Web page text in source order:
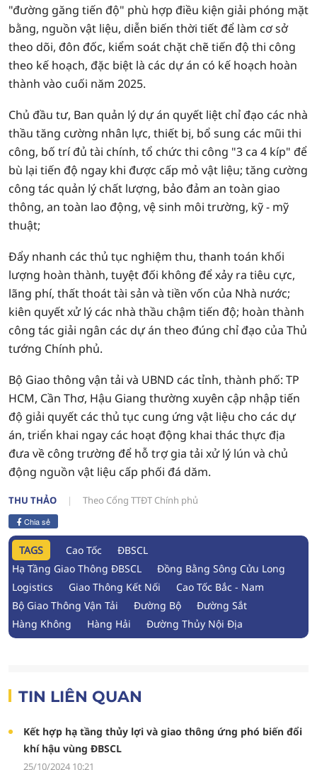
"đường găng tiến độ" phù hợp điều kiện giải phóng mặt
bằng, nguồn vật liệu, diễn biến thời tiết để làm cơ sở
theo dõi, đôn đốc, kiểm soát chặt chẽ tiến độ thi công
theo kế hoạch, đặc biệt là các dự án có kế hoạch hoàn
thành vào cuối năm 2025.
Chủ đầu tư, Ban quản lý dự án quyết liệt chỉ đạo các nhà
thầu tăng cường nhân lực, thiết bị, bổ sung các mũi thi
công, bố trí đủ tài chính, tổ chức thi công "3 ca 4 kíp" để
bù lại tiến độ ngay khi được cấp mỏ vật liệu; tăng cường
công tác quản lý chất lượng, bảo đảm an toàn giao
thông, an toàn lao động, vệ sinh môi trường, kỹ - mỹ
thuật;
Đẩy nhanh các thủ tục nghiệm thu, thanh toán khối
lượng hoàn thành, tuyệt đối không để xảy ra tiêu cực,
lãng phí, thất thoát tài sản và tiền vốn của Nhà nước;
kiên quyết xử lý các nhà thầu chậm tiến độ; hoàn thành
công tác giải ngân các dự án theo đúng chỉ đạo của Thủ
tướng Chính phủ.
Bộ Giao thông vận tải và UBND các tỉnh, thành phố: TP
HCM, Cần Thơ, Hậu Giang thường xuyên cập nhập tiến
độ giải quyết các thủ tục cung ứng vật liệu cho các dự
án, triển khai ngay các hoạt động khai thác thực địa
đưa về công trường để hỗ trợ gia tải xử lý lún và chủ
động nguồn vật liệu cấp phối đá dăm.
THU THẢO Theo Cổng TTĐT Chính phủ
Chia sẻ
TAGS Cao Tốc
ĐBSCL
Hạ Tầng Giao Thông ĐBSCL
Đồng Bằng Sông Cửu Long
Logistics
Giao Thông Kết Nối
Cao Tốc Bắc - Nam
Bộ Giao Thông Vận Tải
Đường Bộ
Đường Sắt
Hàng Không
Hàng Hải Đường Thủy Nội Địa
TIN LIÊN QUAN
Kết hợp hạ tầng thủy lợi và giao thông ứng phó biến đổi
khí hậu vùng ĐBSCL
25/10/2024 10:21